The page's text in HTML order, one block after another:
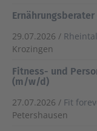
29.07.2026 /
Krozingen
Fitness- und
(m/w/d)
27.07.2026 / Fit
Petershausen